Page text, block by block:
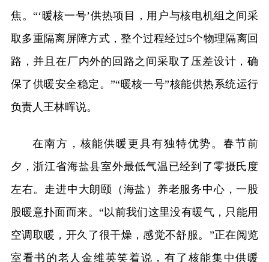
焦。“‘暖核一号’供热项目，用户与核电机组之间采
取多重隔离屏障方式，整个过程经过5个物理隔离回
路，并且在厂内外的回路之间采取了压差设计，确
保了供暖安全稳定。”“暖核一号”核能供热系统运行
负责人王林晖说。
在南方，核能供暖更具有独特优势。春节前
夕，浙江省海盐县室外最低气温已经到了零摄氏度
左右。走进中大朗颐（海盐）养老服务中心，一股
股暖意扑面而来。“以前我们这里没有暖气，只能用
空调取暖，开久了很干燥，感觉不舒服。”正在阅览
室看书的老人金维英笑着说，有了核能集中供暖